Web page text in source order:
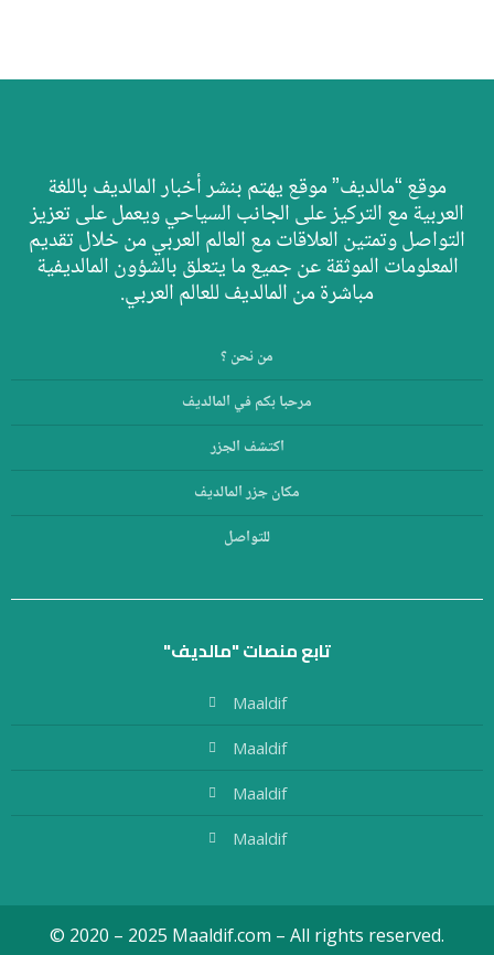
موقع “مالديف” موقع يهتم بنشر أخبار المالديف باللغة
العربية مع التركيز على الجانب السياحي ويعمل على تعزيز
التواصل وتمتين العلاقات مع العالم العربي من خلال تقديم
المعلومات الموثقة عن جميع ما يتعلق بالشؤون المالديفية
مباشرة من المالديف للعالم العربي.
من نحن ؟
مرحبا بكم في المالديف
اكتشف الجزر
مكان جزر المالديف
للتواصل
تابع منصات "مالديف"
Maaldif
Maaldif
Maaldif
Maaldif
© 2020 – 2025 Maaldif.com – All rights reserved.